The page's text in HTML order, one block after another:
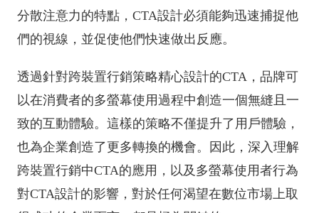
分散注意力的特點，CTA設計必須能夠迅速捕捉他
們的視線，並促使他們快速做出反應。
透過針對跨裝置行銷策略精心設計的CTA，品牌可
以在消費者的多螢幕使用過程中創造一個無縫且一
致的互動體驗。這樣的策略不僅提升了用戶體驗，
也為企業創造了更多轉換的機會。因此，深入理解
跨裝置行銷中CTA的應用，以及多螢幕使用者行為
對CTA設計的影響，對於任何渴望在數位市場上取